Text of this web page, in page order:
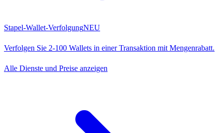
Stapel-Wallet-VerfolgungNEU
Verfolgen Sie 2-100 Wallets in einer Transaktion mit Mengenrabatt.
Alle Dienste und Preise anzeigen